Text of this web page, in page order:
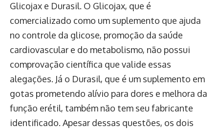
Glicojax e Durasil. O Glicojax, que é
comercializado como um suplemento que ajuda
no controle da glicose, promoção da saúde
cardiovascular e do metabolismo, não possui
comprovação científica que valide essas
alegações. Já o Durasil, que é um suplemento em
gotas prometendo alívio para dores e melhora da
função erétil, também não tem seu fabricante
identificado. Apesar dessas questões, os dois